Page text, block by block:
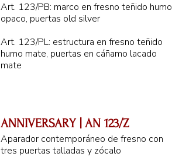
Art. 123/PB: marco en fresno teñido humo
opaco, puertas old silver
Art. 123/PL: estructura en fresno teñido
humo mate, puertas en cáñamo lacado
mate
ANNIVERSARY | AN 123/Z
Aparador contemporáneo de fresno con
tres puertas talladas y zócalo